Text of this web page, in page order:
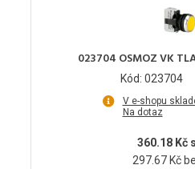
023704 OSMOZ VK
Kód: 023704
V e-shopu
Na dotaz
360.18 Kč
297.67 Kč